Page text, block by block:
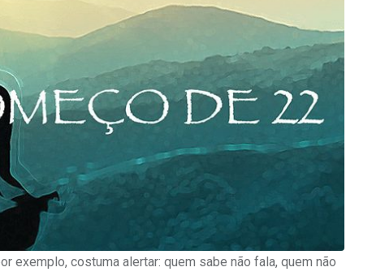
exemplo, costuma alertar: quem sabe não fala, quem não